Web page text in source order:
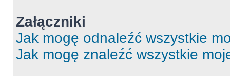
Załączniki
Jak mogę odnaleźć wszystkie
Jak mogę znaleźć wszystkie